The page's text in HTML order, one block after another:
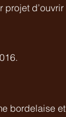
d’ouvrir
bordelaise et